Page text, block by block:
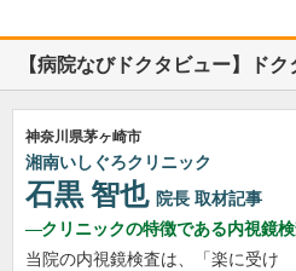
【病院なびドクタビュー】ド
神奈川県茅ヶ崎市
湘南いしぐろクリニック
石黒 智也 院長 取材記事
クリニックの特徴である内視鏡検
当院の内視鏡検査は、「楽に受け